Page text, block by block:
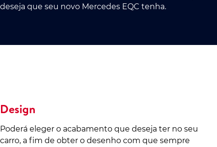
deseja que seu novo Mercedes EQC tenha.
Design
Poderá eleger o acabamento que deseja ter no seu
carro, a fim de obter o desenho com que sempre